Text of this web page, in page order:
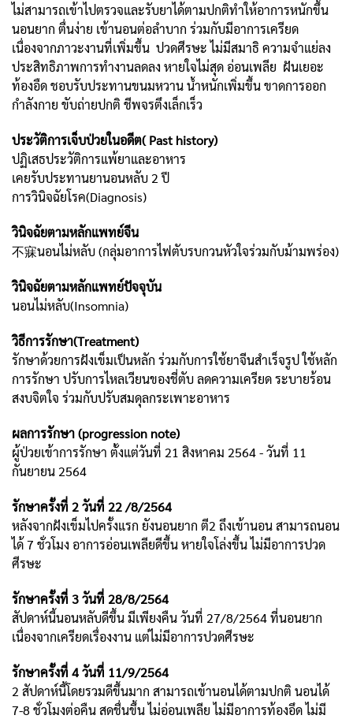
ไม่สามารถเข้าไปตรวจและรับยาได้ตามปกติทำให้อาการหนักขึ้น
นอนยาก ตื่นง่าย เข้านอนต่อลำบาก ร่วมกับมีอาการเครียด
เนื่องจากภาวะงานที่เพิ่มขึ้น ปวดศีรษะ ไม่มีสมาธิ ความจำแย่ลง
ประสิทธิภาพการทำงานลดลง หายใจไม่สุด อ่อนเพลีย ฝันเยอะ
ท้องอืด ชอบรับประทานขนมหวาน น้ำหนักเพิ่มขึ้น ขาดการออก
กำลังกาย ขับถ่ายปกติ ชีพจรตึงเล็กเร็ว
ประวัติการเจ็บป่วยในอดีต( Past history)
ปฏิเสธประวัติการแพ้ยาและอาหาร
เคยรับประทานยานอนหลับ 2 ปี
การวินิจฉัยโรค(Diagnosis)
วินิจฉัยตามหลักแพทย์จีน
不寐นอนไม่หลับ (กลุ่มอาการไฟตับรบกวนหัวใจร่วมกับม้ามพร่อง)
วินิจฉัยตามหลักแพทย์ปัจจุบัน
นอนไม่หลับ(Insomnia)
วิธีการรักษา(Treatment)
รักษาด้วยการฝังเข็มเป็นหลัก ร่วมกับการใช้ยาจีนสำเร็จรูปใช้หลัก
การรักษา ปรับการไหลเวียนของชี่ตับ ลดความเครียด ระบายร้อน
สงบจิตใจ ร่วมกับปรับสมดุลกระเพาะอาหาร
ผลการรักษา (progression note)
ผู้ป่วยเข้าการรักษา ตั้งแต่วันที่ 21 สิงหาคม 2564 - วันที่ 11
กันยายน 2564
รักษาครั้งที่ 2 วันที่ 22 /8/2564
หลังจากฝังเข็มไปครั้งแรก ยังนอนยาก ตี2 ถึงเข้านอน สามารถนอน
ได้ 7 ชั่วโมง อาการอ่อนเพลียดีขึ้น หายใจโล่งขึ้น ไม่มีอาการปวด
ศีรษะ
รักษาครั้งที่ 3 วันที่ 28/8/2564
สัปดาห์นี้นอนหลับดีขึ้น มีเพียงคืน วันที่ 27/8/2564 ที่นอนยาก
เนื่องจากเครียดเรื่องงาน แต่ไม่มีอาการปวดศีรษะ
รักษาครั้งที่ 4 วันที่ 11/9/2564
2 สัปดาห์นี้โดยรวมดีขึ้นมาก สามารถเข้านอนได้ตามปกติ นอนได้
7-8 ชั่วโมงต่อคืน สดชื่นขึ้น ไม่อ่อนเพลีย ไม่มีอาการท้องอึด ไม่มี